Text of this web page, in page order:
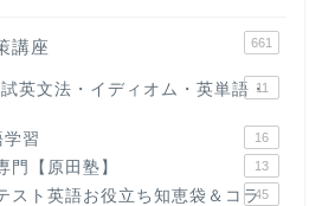
講座 661
英文法・イディオム・英単語・
11
習 16
門【原田塾】 13
スト英語お役立ち知恵袋＆コラ45